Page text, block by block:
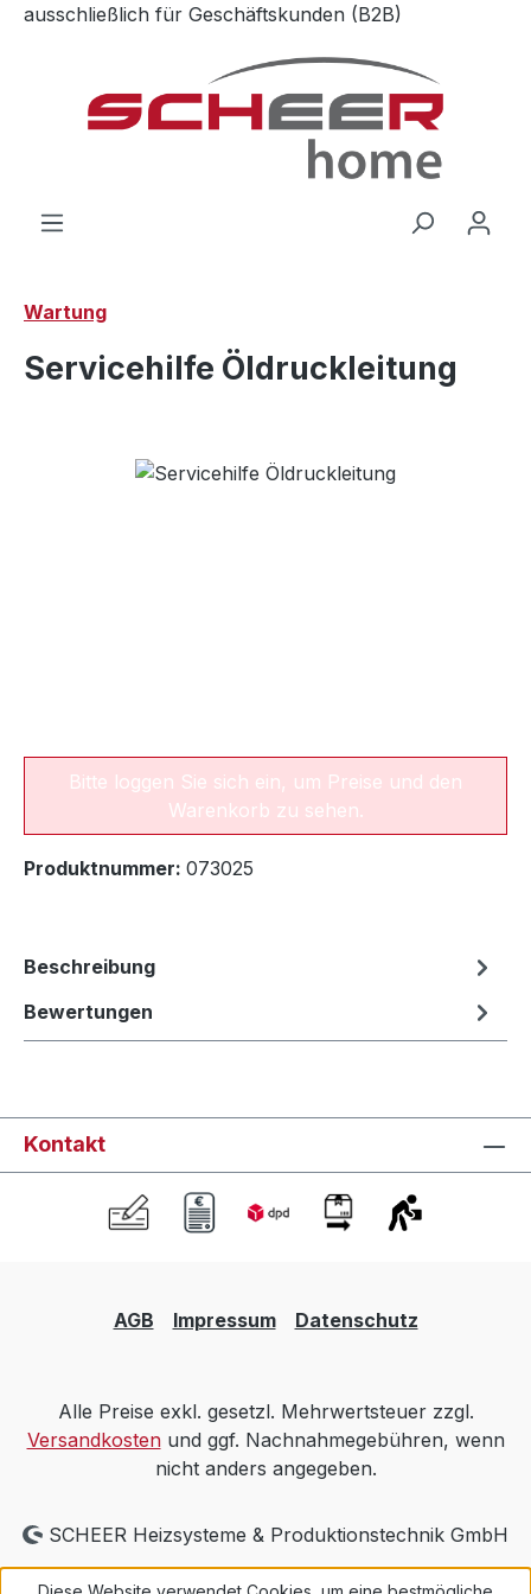
Zum Hauptinhalt springen
ausschließlich für Geschäftskunden (B2B)
Wartung
Servicehilfe Öldruckleitung
Bildergalerie überspringen
Bitte loggen Sie sich ein, um Preise und den
Warenkorb zu sehen.
Produktnummer: 073025
Beschreibung
Bewertungen
Kontakt
AGB Impressum Datenschutz
Alle Preise exkl. gesetzl. Mehrwertsteuer zzgl.
Versandkostenund ggf. Nachnahmegebühren, wenn
nicht anders angegeben.
SCHEER Heizsysteme & Produktionstechnik GmbH